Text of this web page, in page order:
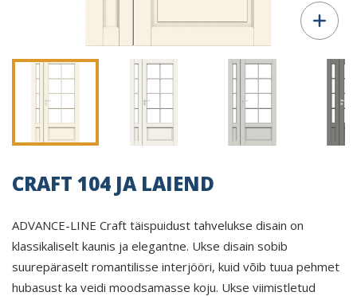
CRAFT 104 JA LAIEND
ADVANCE-LINE Craft täispuidust tahvelukse disain on
klassikaliselt kaunis ja elegantne. Ukse disain sobib
suurepäraselt romantilisse interjööri, kuid võib tuua pehmet
hubasust ka veidi moodsamasse koju. Ukse viimistletud